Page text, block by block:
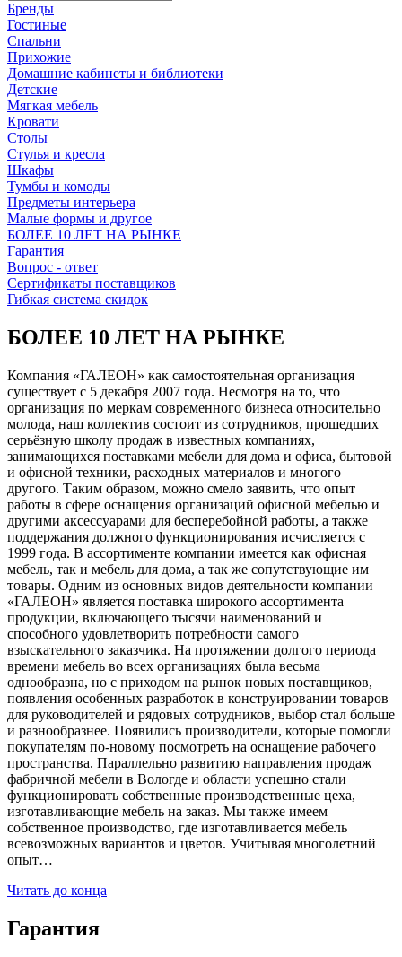
Бренды
Гостиные
Спальни
Прихожие
Домашние кабинеты и библиотеки
Детские
Мягкая мебель
Кровати
Столы
Стулья и кресла
Шкафы
Тумбы и комоды
Предметы интерьера
Малые формы и другое
БОЛЕЕ 10 ЛЕТ НА РЫНКЕ
Гарантия
Вопрос - ответ
Сертификаты поставщиков
Гибкая система скидок
БОЛЕЕ 10 ЛЕТ НА РЫНКЕ
Компания «ГАЛЕОН» как самостоятельная организация
существует с 5 декабря 2007 года. Несмотря на то, что
организация по меркам современного бизнеса относительно
молода, наш коллектив состоит из сотрудников, прошедших
серьёзную школу продаж в известных компаниях,
занимающихся поставками мебели для дома и офиса, бытовой
и офисной техники, расходных материалов и многого
другого. Таким образом, можно смело заявить, что опыт
работы в сфере оснащения организаций офисной мебелью и
другими аксессуарами для бесперебойной работы, а также
поддержания должного функционирования исчисляется с
1999 года. В ассортименте компании имеется как офисная
мебель, так и мебель для дома, а так же сопутствующие им
товары. Одним из основных видов деятельности компании
«ГАЛЕОН» является поставка широкого ассортимента
продукции, включающего тысячи наименований и
способного удовлетворить потребности самого
взыскательного заказчика. На протяжении долгого периода
времени мебель во всех организациях была весьма
однообразна, но с приходом на рынок новых поставщиков,
появления особенных разработок в конструировании товаров
для руководителей и рядовых сотрудников, выбор стал больше
и разнообразнее. Появились производители, которые помогли
покупателям по-новому посмотреть на оснащение рабочего
пространства. Параллельно развитию направления продаж
фабричной мебели в Вологде и области успешно стали
функционировать собственные производственные цеха,
изготавливающие мебель на заказ. Мы также имеем
собственное производство, где изготавливается мебель
всевозможных вариантов и цветов. Учитывая многолетний
опыт…
Читать до конца
Гарантия